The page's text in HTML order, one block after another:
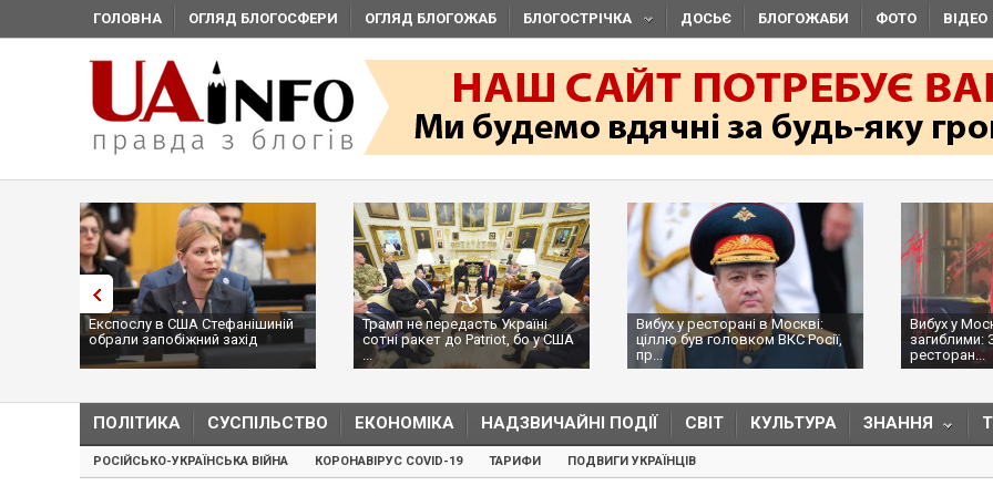
ГОЛОВНА ОГЛЯД БЛОГОСФЕРИ ОГЛЯД БЛОГОЖАБ БЛОГОСТРІЧКА ДОСЬЄ БЛОГОЖАБИ ФОТО ВІДЕО
Експослу в США Стефанішиній
обрали запобіжний захід
Трамп не передасть Україні
сотні ракет до Patriot, бо у США
...
Вибух у ресторані в Москві:
ціллю був головком ВКС Росії,
пр...
Вибух у
загиблими:
ресторан...
ПОЛІТИКА СУСПІЛЬСТВО ЕКОНОМІКА НАДЗВИЧАЙНІ ПОДІЇ СВІТ КУЛЬТУРА ЗНАННЯ
РОСІЙСЬКО-УКРАЇНСЬКА ВІЙНА КОРОНАВІРУС COVID-19 ТАРИФИ ПОДВИГИ УКРАЇНЦІВ